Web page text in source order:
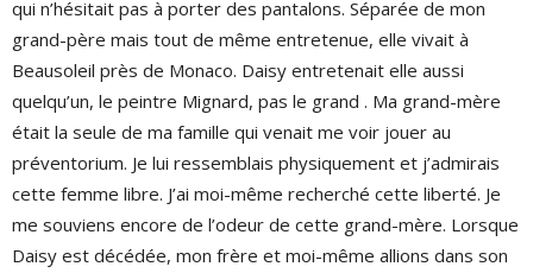
qui n’hésitait pas à porter des pantalons. Séparée de mon
grand-père mais tout de même entretenue, elle vivait à
Beausoleil près de Monaco. Daisy entretenait elle aussi
quelqu’un, le peintre Mignard, pas le grand . Ma grand-mère
était la seule de ma famille qui venait me voir jouer au
préventorium. Je lui ressemblais physiquement et j’admirais
cette femme libre. J’ai moi-même recherché cette liberté. Je
me souviens encore de l’odeur de cette grand-mère. Lorsque
Daisy est décédée, mon frère et moi-même allions dans son